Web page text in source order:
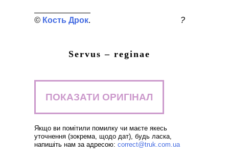
Кость Дрок ?
Servus – reginae
ПОКАЗАТИ ОРИГІНАЛ
Якщо ви помітили помилку чи маєте якесь
уточнення (зокрема, щодо дат), будь ласка,
напишіть нам за адресою: correct@truk.com.ua